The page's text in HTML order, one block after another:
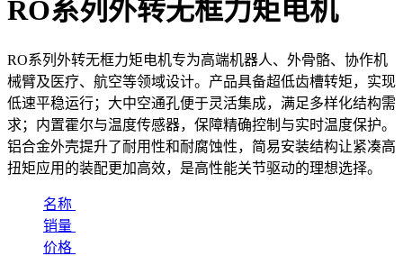
RO系列外转无框力矩电机
RO系列外转无框力矩电机专为高端机器人、外骨骼、协作机
械臂及医疗、航空等领域设计。产品具备超低齿槽转矩，实现
低速平稳运行；大中空通孔便于灵活集成，满足多样化结构需
求；内置霍尔与温度传感器，保障精确控制与实时温度保护。
铝合金外壳提升了耐用性和耐腐蚀性，简易安装结构让紧凑高
扭矩应用的装配更加高效，是高性能关节驱动的理想选择。
名称
销量
价格